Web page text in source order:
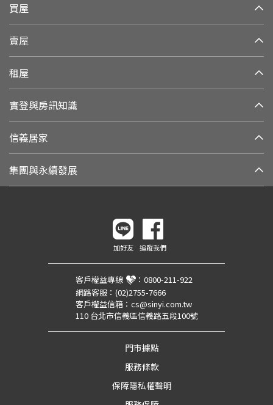
買屋
賣屋
租屋
實登與房訊知識
信義居家
集團與永續發展
加好友 追蹤我們
客戶權益專線 ： 0800-211-922
網路客服： (02)2755-7666
客戶權益信箱： cs@sinyi.com.tw
110 台北市信義區信義路五段100號
門市據點
服務條款
保障隱私權聲明